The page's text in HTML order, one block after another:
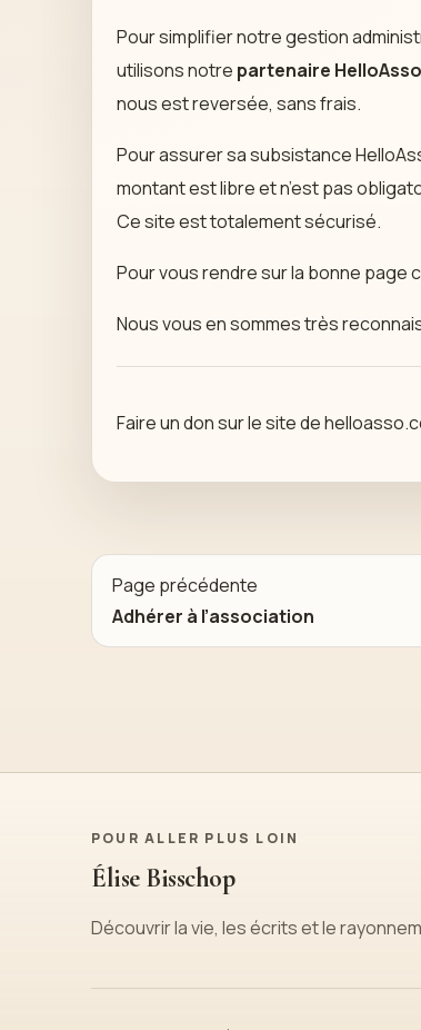
Pour simplifier notre gestion
utilisons notre partenaire HelloAsso
nous est reversée, sans frais.
Pour assurer sa subsistance
montant est libre et n’est pas
Ce site est totalement sécurisé.
Pour vous rendre sur la bonne page
Nous vous en sommes très
Faire un don sur le site de
Page précédente
Adhérer à l’association
POUR ALLER PLUS LOIN
Élise Bisschop
Découvrir la vie, les écrits et le